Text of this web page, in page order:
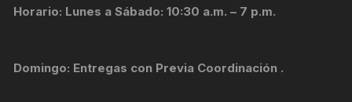
Horario: Lunes a Sábado: 10:30 a.m. – 7 p.m.
Domingo: Entregas con Previa Coordinación .